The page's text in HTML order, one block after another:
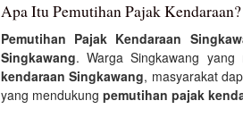
Apa Itu Pemutihan Pajak Kendaraan?
Pemutihan Pajak Kendaraan
Singkawang. Warga Singkawang
kendaraan Singkawang, masyarakat
yang mendukung pemutihan pajak